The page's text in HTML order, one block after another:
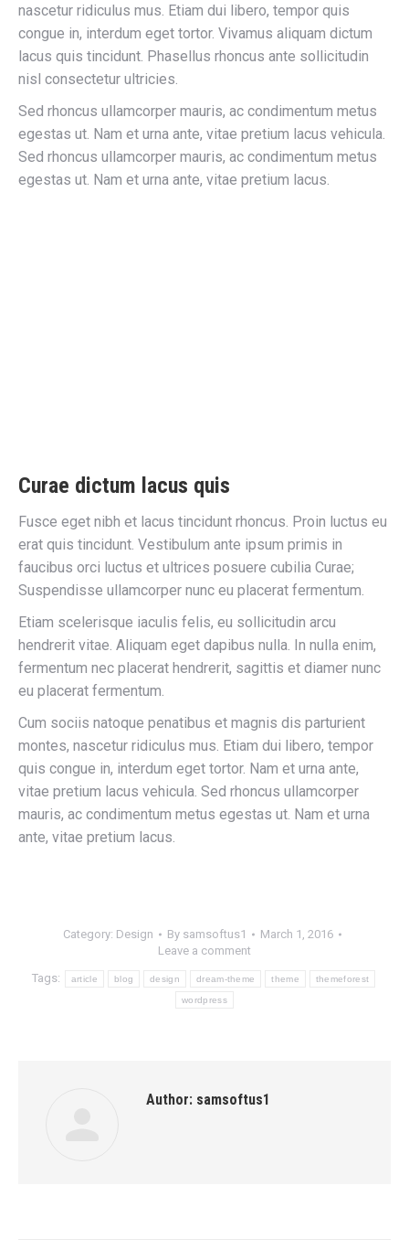
nascetur ridiculus mus. Etiam dui libero, tempor quis
congue in, interdum eget tortor. Vivamus aliquam dictum
lacus quis tincidunt. Phasellus rhoncus ante sollicitudin
nisl consectetur ultricies.
Sed rhoncus ullamcorper mauris, ac condimentum metus
egestas ut. Nam et urna ante, vitae pretium lacus vehicula.
Sed rhoncus ullamcorper mauris, ac condimentum metus
egestas ut. Nam et urna ante, vitae pretium lacus.
Curae dictum lacus quis
Fusce eget nibh et lacus tincidunt rhoncus. Proin luctus eu
erat quis tincidunt. Vestibulum ante ipsum primis in
faucibus orci luctus et ultrices posuere cubilia Curae;
Suspendisse ullamcorper nunc eu placerat fermentum.
Etiam scelerisque iaculis felis, eu sollicitudin arcu
hendrerit vitae. Aliquam eget dapibus nulla. In nulla enim,
fermentum nec placerat hendrerit, sagittis et diamer nunc
eu placerat fermentum.
Cum sociis natoque penatibus et magnis dis parturient
montes, nascetur ridiculus mus. Etiam dui libero, tempor
quis congue in, interdum eget tortor. Nam et urna ante,
vitae pretium lacus vehicula. Sed rhoncus ullamcorper
mauris, ac condimentum metus egestas ut. Nam et urna
ante, vitae pretium lacus.
Category: Design By samsoftus1
March 1, 2016
Leave a comment
Tags: article blog design dream-theme theme themeforest
wordpress
Author: samsoftus1